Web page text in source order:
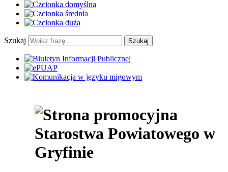
Szukaj Szukaj